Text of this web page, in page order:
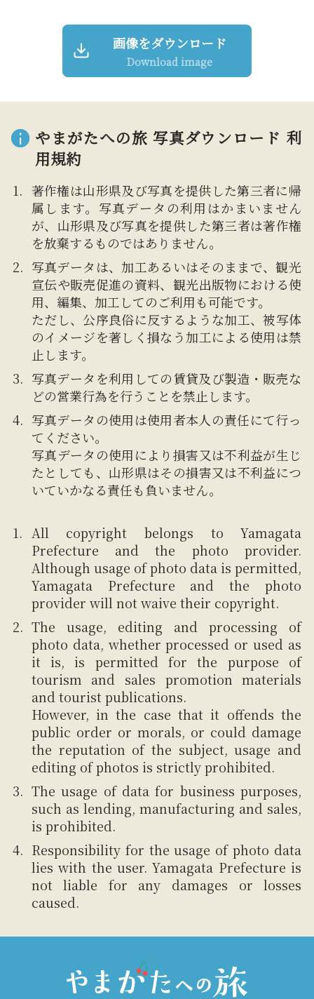
画像をダウンロード
Download image
やまがたへの旅 写真ダウンロード 利
用規約
著作権は山形県及び写真を提供した第三者に帰
属します。写真データの利用はかまいません
が、山形県及び写真を提供した第三者は著作権
を放棄するものではありません。
写真データは、加工あるいはそのままで、観光
宣伝や販売促進の資料、観光出版物における使
用、編集、加工してのご利用も可能です。
ただし、公序良俗に反するような加工、被写体
のイメージを著しく損なう加工による使用は禁
止します。
写真データを利用しての賃貸及び製造・販売な
どの営業行為を行うことを禁止します。
写真データの使用は使用者本人の責任にて行っ
てください。
写真データの使用により損害又は不利益が生じ
たとしても、山形県はその損害又は不利益につ
いていかなる責任も負いません。
All copyright belongs to Yamagata
Prefecture and the photo provider.
Although usage of photo data is permitted,
Yamagata Prefecture and the photo
provider will not waive their copyright.
The usage, editing and processing of
photo data, whether processed or used as
it is, is permitted for the purpose of
tourism and sales promotion materials
and tourist publications.
However, in the case that it offends the
public order or morals, or could damage
the reputation of the subject, usage and
editing of photos is strictly prohibited.
The usage of data for business purposes,
such as lending, manufacturing and sales,
is prohibited.
Responsibility for the usage of photo data
lies with the user. Yamagata Prefecture is
not liable for any damages or losses
caused.